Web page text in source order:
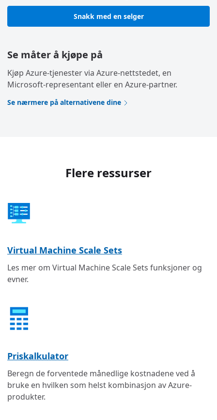
Snakk med en selger
Se måter å kjøpe på
Kjøp Azure-tjenester via Azure-nettstedet, en
Microsoft-representant eller en Azure-partner.
Se nærmere på alternativene dine
Flere ressurser
Virtual Machine Scale Sets
Les mer om Virtual Machine Scale Sets funksjoner og
evner.
Priskalkulator
Beregn de forventede månedlige kostnadene ved å
bruke en hvilken som helst kombinasjon av Azure-
produkter.